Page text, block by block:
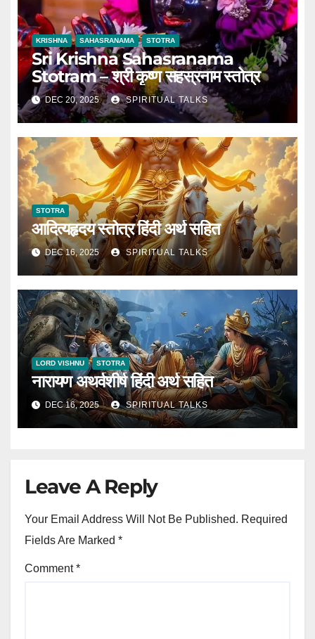
KRISHNA SAHASRANAMA STOTRA
Sri Krishna Sahasranama
Stotram – श्री कृष्ण सहस्रनाम स्तोत्र
DEC 20, 2025 SPIRITUAL TALKS
STOTRA
आदित्यहृदय स्तोत्र हिंदी अर्थ सहित
DEC 16, 2025 SPIRITUAL TALKS
LORD VISHNU STOTRA
नारायण अथर्वशीर्ष हिंदी अर्थ सहित
DEC 16, 2025 SPIRITUAL TALKS
Leave A Reply
Your Email Address Will Not Be Published. Required
Fields Are Marked *
Comment*